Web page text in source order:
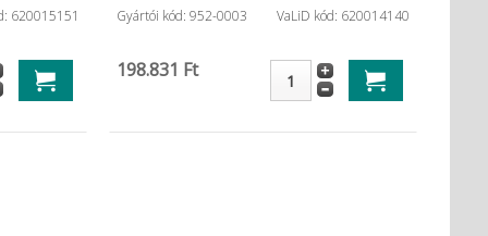
620015151 Gyártói kód: 952-0003 VaLiD kód: 620014140
198.831 Ft